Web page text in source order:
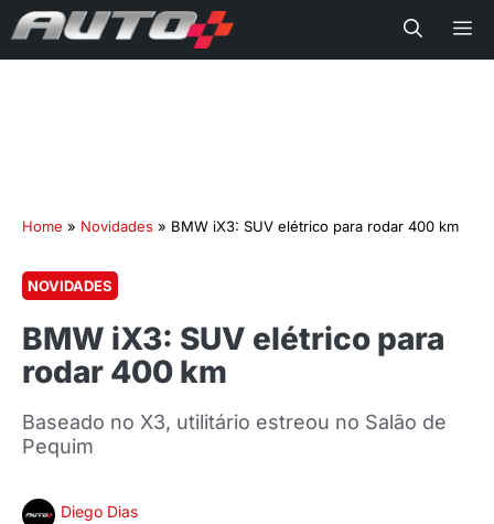
Home » Novidades » BMW iX3: SUV elétrico para rodar 400 km
NOVIDADES
BMW iX3: SUV elétrico para
rodar 400 km
Baseado no X3, utilitário estreou no Salão de
Pequim
Diego Dias